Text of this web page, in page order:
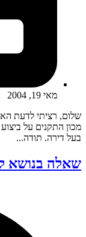
מאי 19, 2004
שלום, רציתי לדעת
מכון התקנים על
בעל דירה. תודה...
שאלה בנושא